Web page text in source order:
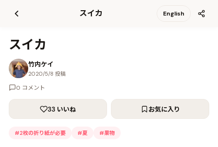
スイカ English
スイカ
竹内ケイ
2020/5/8 投稿
0 コメント
33 いいね お気に入り
#2枚の折り紙が必要 #夏 #果物